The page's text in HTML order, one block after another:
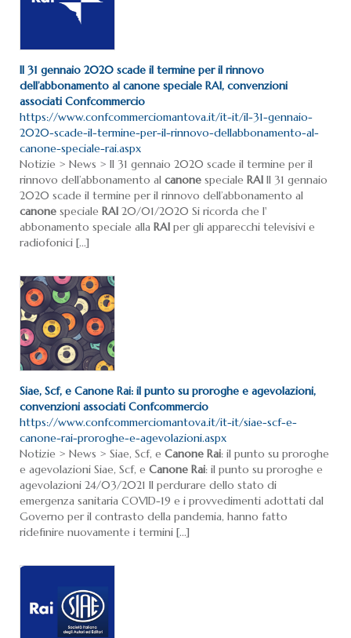
Il 31 gennaio 2020 scade il termine per il rinnovo
dell’abbonamento al canone speciale RAI, convenzioni
associati Confcommercio
https://www.confcommerciomantova.it/it-it/il-31-gennaio-
2020-scade-il-termine-per-il-rinnovo-dellabbonamento-al-
canone-speciale-rai.aspx
Notizie > News > Il 31 gennaio 2020 scade il termine per il
rinnovo dell’abbonamento al canone speciale RAI Il 31 gennaio
2020 scade il termine per il rinnovo dell’abbonamento al
canone speciale RAI 20/01/2020 Si ricorda che l'
abbonamento speciale alla RAI per gli apparecchi televisivi e
radiofonici [...]
Siae, Scf, e Canone Rai: il punto su proroghe e agevolazioni,
convenzioni associati Confcommercio
https://www.confcommerciomantova.it/it-it/siae-scf-e-
canone-rai-proroghe-e-agevolazioni.aspx
Notizie > News > Siae, Scf, e Canone Rai: il punto su proroghe
e agevolazioni Siae, Scf, e Canone Rai: il punto su proroghe e
agevolazioni 24/03/2021 Il perdurare dello stato di
emergenza sanitaria COVID-19 e i provvedimenti adottati dal
Governo per il contrasto della pandemia, hanno fatto
ridefinire nuovamente i termini [...]